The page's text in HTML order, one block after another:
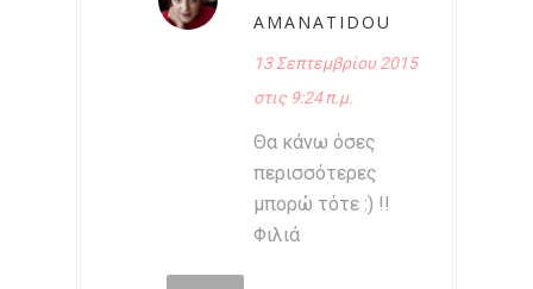
AMANATIDOU
13 Σεπτεμβρίου 2015
στις 9:24 π.μ.
Θα κάνω όσες
περισσότερες
μπορώ τότε :) !!
Φιλιά